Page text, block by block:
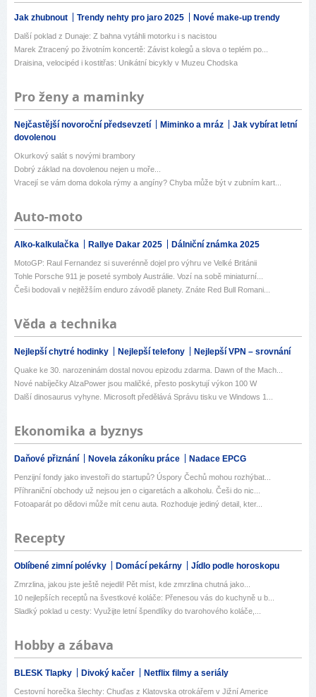
Jak zhubnout Trendy nehty pro jaro 2025 Nové make-up trendy
Další poklad z Dunaje: Z bahna vytáhli motorku i s nacistou
Marek Ztracený po životním koncertě: Závist kolegů a slova o teplém po...
Draisina, velocipéd i kostitřas: Unikátní bicykly v Muzeu Chodska
Pro ženy a maminky
Nejčastější novoroční předsevzetí Miminko a mráz
Jak vybírat letní
dovolenou
Okurkový salát s novými brambory
Dobrý základ na dovolenou nejen u moře...
Vracejí se vám doma dokola rýmy a angíny? Chyba může být v zubním kart...
Auto-moto
Alko-kalkulačka Rallye Dakar 2025 Dálniční známka 2025
MotoGP: Raul Fernandez si suverénně dojel pro výhru ve Velké Británii
Tohle Porsche 911 je poseté symboly Austrálie. Vozí na sobě miniaturní...
Češi bodovali v nejtěžším enduro závodě planety. Znáte Red Bull Romani...
Věda a technika
Nejlepší chytré hodinky Nejlepší telefony Nejlepší VPN – srovnání
Quake ke 30. narozeninám dostal novou epizodu zdarma. Dawn of the Mach...
Nové nabíječky AlzaPower jsou maličké, přesto poskytují výkon 100 W
Další dinosaurus vyhyne. Microsoft předělává Správu tisku ve Windows 1...
Ekonomika a byznys
Daňové přiznání Novela zákoníku práce Nadace EPCG
Penzijní fondy jako investoři do startupů? Úspory Čechů mohou rozhýbat...
Příhraniční obchody už nejsou jen o cigaretách a alkoholu. Češi do nic...
Fotoaparát po dědovi může mít cenu auta. Rozhoduje jediný detail, kter...
Recepty
Oblíbené zimní polévky Domácí pekárny Jídlo podle horoskopu
Zmrzlina, jakou jste ještě nejedli! Pět míst, kde zmrzlina chutná jako...
10 nejlepších receptů na švestkové koláče: Přenesou vás do kuchyně u b...
Sladký poklad u cesty: Využijte letní špendlíky do tvarohového koláče,...
Hobby a zábava
BLESK Tlapky Divoký kačer Netflix filmy a seriály
Cestovní horečka šlechty: Chuďas z Klatovska otrokářem v Jižní Americe